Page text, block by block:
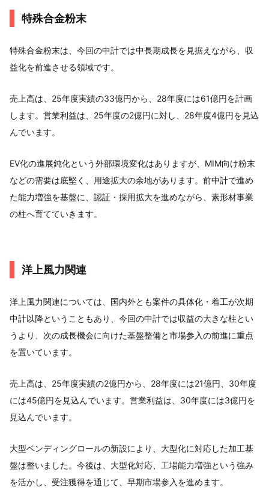
特殊合金粉末
特殊合金粉末は、今回の中計では中長期成長を見据えながら、収
益化を前進させる領域です。
売上高は、25年度実績の33億円から、28年度には61億円を計画
します。営業利益は、25年度の2億円に対し、28年度4億円を見込
んでいます。
EV化の進展鈍化という外部環境変化はありますが、MIM向け粉末
などの需要は底堅く、用途拡大の余地があります。前中計で進め
た能力増強を基盤に、認証・採用拡大を進めながら、素形材事業
の柱へ育てていきます。
洋上風力関連
洋上風力関連については、国内外とも案件の具体化・着工が次期
中計以降ということもあり、今回の中計では収益の大きな柱とい
うより、次の成長機会に向けた基盤整備と市場参入の前進に重点
を置いています。
売上高は、25年度実績の2億円から、28年度には21億円、30年度
には45億円を見込んでいます。営業利益は、30年度には3億円を
見込んでいます。
大型ベンディングロールの新設により、大型化に対応した加工基
盤は整いました。今後は、大型化対応、工場能力増強という強み
を活かし、受注獲得を通じて、早期市場参入を進めます。